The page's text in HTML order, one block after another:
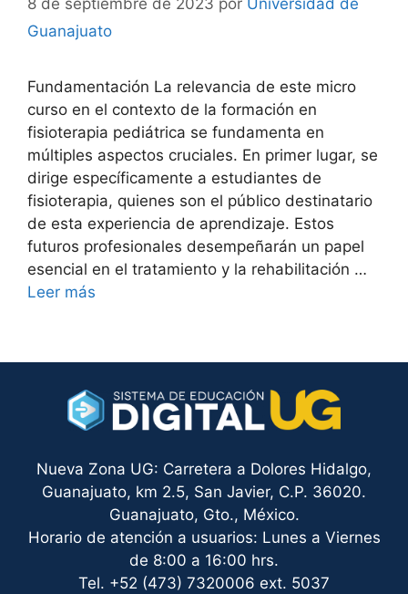
Guanajuato
Fundamentación La relevancia de este micro
curso en el contexto de la formación en
fisioterapia pediátrica se fundamenta en
múltiples aspectos cruciales. En primer lugar, se
dirige específicamente a estudiantes de
fisioterapia, quienes son el público destinatario
de esta experiencia de aprendizaje. Estos
futuros profesionales desempeñarán un papel
esencial en el tratamiento y la rehabilitación …
Leer más
Nueva Zona UG: Carretera a Dolores Hidalgo,
Guanajuato, km 2.5, San Javier, C.P. 36020.
Guanajuato, Gto., México.
Horario de atención a usuarios: Lunes a Viernes
de 8:00 a 16:00 hrs.
Tel. +52 (473) 7320006 ext. 5037